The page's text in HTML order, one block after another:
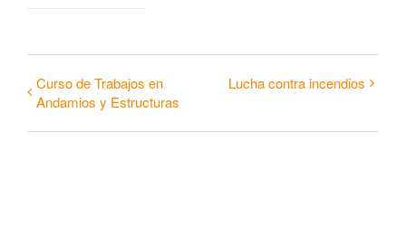
Curso de Trabajos en
Andamios y Estructuras
Lucha contra incendios